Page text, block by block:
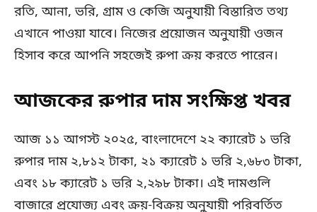
রতি, আনা, ভরি, গ্রাম ও কেজি অনুযায়ী বিস্তারিত তথ্য
এখানে পাওয়া যাবে। নিজের প্রয়োজন অনুযায়ী ওজন
হিসাব করে আপনি সহজেই রুপা ক্রয় করতে পারেন।
আজকের রুপার দাম সংক্ষিপ্ত খবর
আজ ১১ আগস্ট ২০২৫, বাংলাদেশে ২২ ক্যারেট ১ ভরি
রুপার দাম ২,৮১২ টাকা, ২১ ক্যারেট ১ ভরি ২,৬৮৩ টাকা,
এবং ১৮ ক্যারেট ১ ভরি ২,২৯৮ টাকা। এই দামগুলি
বাজারে প্রযোজ্য এবং ক্রয়-বিক্রয় অনুযায়ী পরিবর্তিত